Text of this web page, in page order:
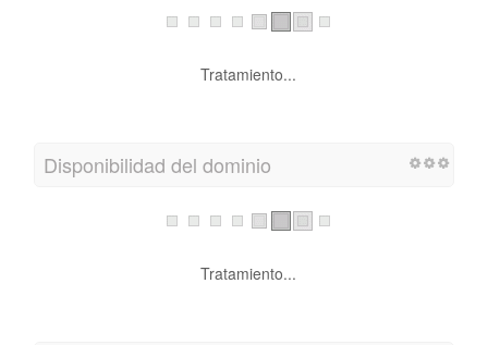
Tratamiento...
Disponibilidad del dominio
Tratamiento...